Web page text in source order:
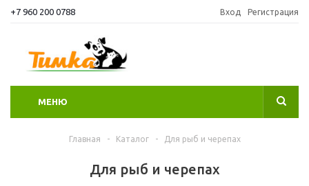
+7 960 200 0788 Вход Регистрация
МЕНЮ
Главная - Каталог - Для рыб и черепах
Для рыб и черепах